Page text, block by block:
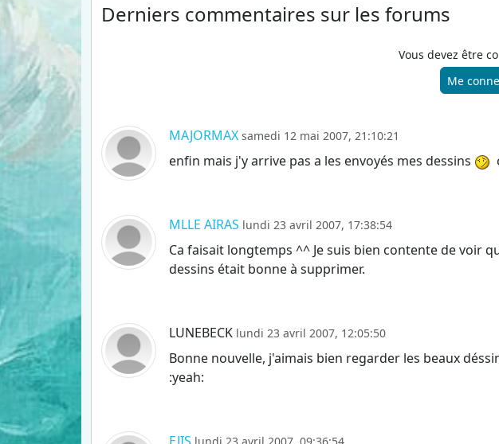
Derniers commentaires sur les forums
Vous devez être
Me
MAJORMAX samedi 12 mai 2007, 21:10:21
enfin mais j'y arrive pas a les envoyés mes dessins
MLLE AIRAS lundi 23 avril 2007, 17:38:54
Ca faisait longtemps ^^ Je suis bien contente de voir
dessins était bonne à supprimer.
LUNEBECK lundi 23 avril 2007, 12:05:50
Bonne nouvelle, j'aimais bien regarder les beaux
:yeah: